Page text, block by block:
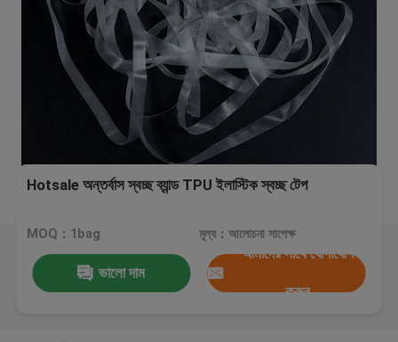
Hotsale অন্তর্বাস স্বচ্ছ ব্যান্ড TPU ইলাস্টিক স্বচ্ছ টেপ
MOQ：1bag মূল্য：আলোচনা সাপেক্ষ
ভালো দাম
আমাদের সাথে যোগাযোগ
করুন